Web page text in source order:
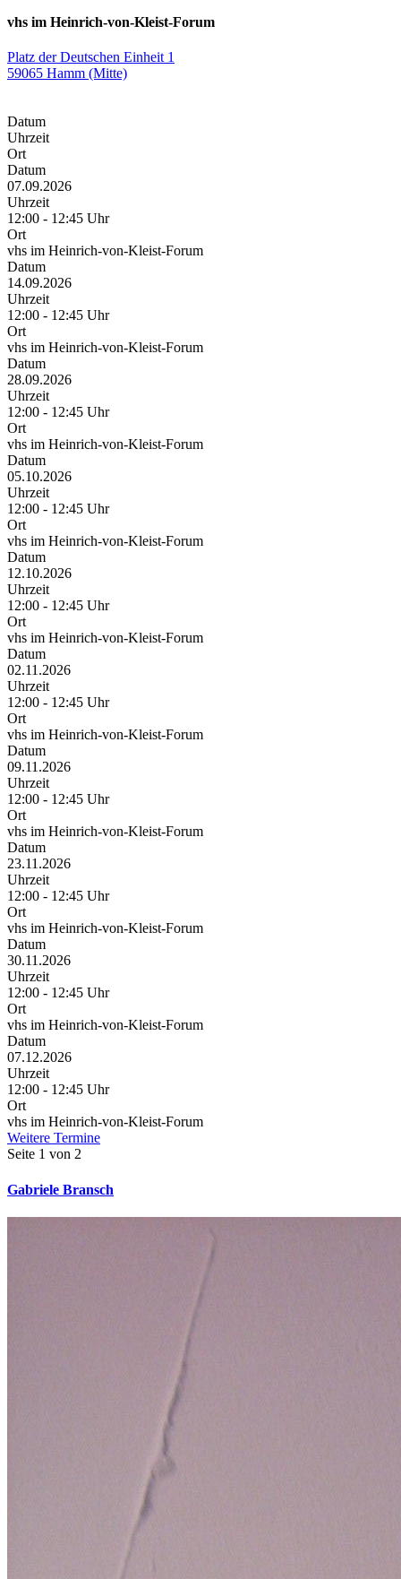
vhs im Heinrich-von-Kleist-Forum
Platz der Deutschen Einheit 1
59065 Hamm (Mitte)
Datum
Uhrzeit
Ort
Datum
07.09.2026
Uhrzeit
12:00 - 12:45 Uhr
Ort
vhs im Heinrich-von-Kleist-Forum
Datum
14.09.2026
Uhrzeit
12:00 - 12:45 Uhr
Ort
vhs im Heinrich-von-Kleist-Forum
Datum
28.09.2026
Uhrzeit
12:00 - 12:45 Uhr
Ort
vhs im Heinrich-von-Kleist-Forum
Datum
05.10.2026
Uhrzeit
12:00 - 12:45 Uhr
Ort
vhs im Heinrich-von-Kleist-Forum
Datum
12.10.2026
Uhrzeit
12:00 - 12:45 Uhr
Ort
vhs im Heinrich-von-Kleist-Forum
Datum
02.11.2026
Uhrzeit
12:00 - 12:45 Uhr
Ort
vhs im Heinrich-von-Kleist-Forum
Datum
09.11.2026
Uhrzeit
12:00 - 12:45 Uhr
Ort
vhs im Heinrich-von-Kleist-Forum
Datum
23.11.2026
Uhrzeit
12:00 - 12:45 Uhr
Ort
vhs im Heinrich-von-Kleist-Forum
Datum
30.11.2026
Uhrzeit
12:00 - 12:45 Uhr
Ort
vhs im Heinrich-von-Kleist-Forum
Datum
07.12.2026
Uhrzeit
12:00 - 12:45 Uhr
Ort
vhs im Heinrich-von-Kleist-Forum
Weitere Termine
Seite 1 von 2
Gabriele Bransch